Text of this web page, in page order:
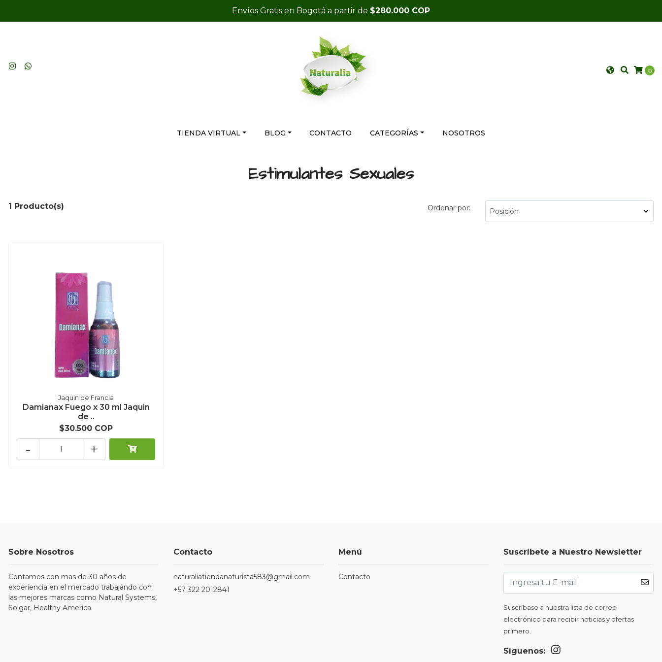
Envíos Gratis en Bogotá a partir de $280.000 COP
0
TIENDA VIRTUAL BLOG CONTACTO CATEGORÍAS NOSOTROS
Estimulantes Sexuales
1 Producto(s) Ordenar por:
Jaquin de Francia
Damianax Fuego x 30 ml Jaquin
de ..
$30.500 COP
+
-
Sobre Nosotros
Contamos con mas de 30 años de
experiencia en el mercado trabajando con
las mejores marcas como Natural Systems,
Solgar, Healthy America.
Contacto
naturaliatiendanaturista583@gmail.com
+57 322 2012841
Menú
Contacto
Suscríbete a Nuestro Newsletter
Suscríbase a nuestra lista de correo
electrónico para recibir noticias y ofertas
primero.
Síguenos: